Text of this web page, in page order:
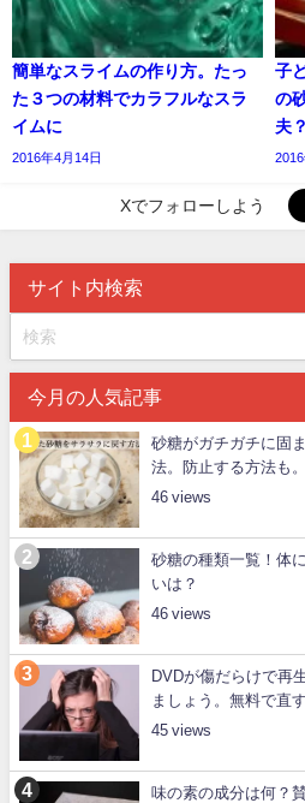
簡単なスライムの作り方。たっ
た３つの材料でカラフルなスラ
イムに
2016年4月14日
子
の
夫？
Xでフォローしよう
サイト内検索
今月の人気記事
砂糖がガチガチに固
法。防止する方法も。
46
砂糖の種類一覧！体
いは？
46
DVDが傷だらけで再
ましょう。無料で直
45
味の素の成分は何？